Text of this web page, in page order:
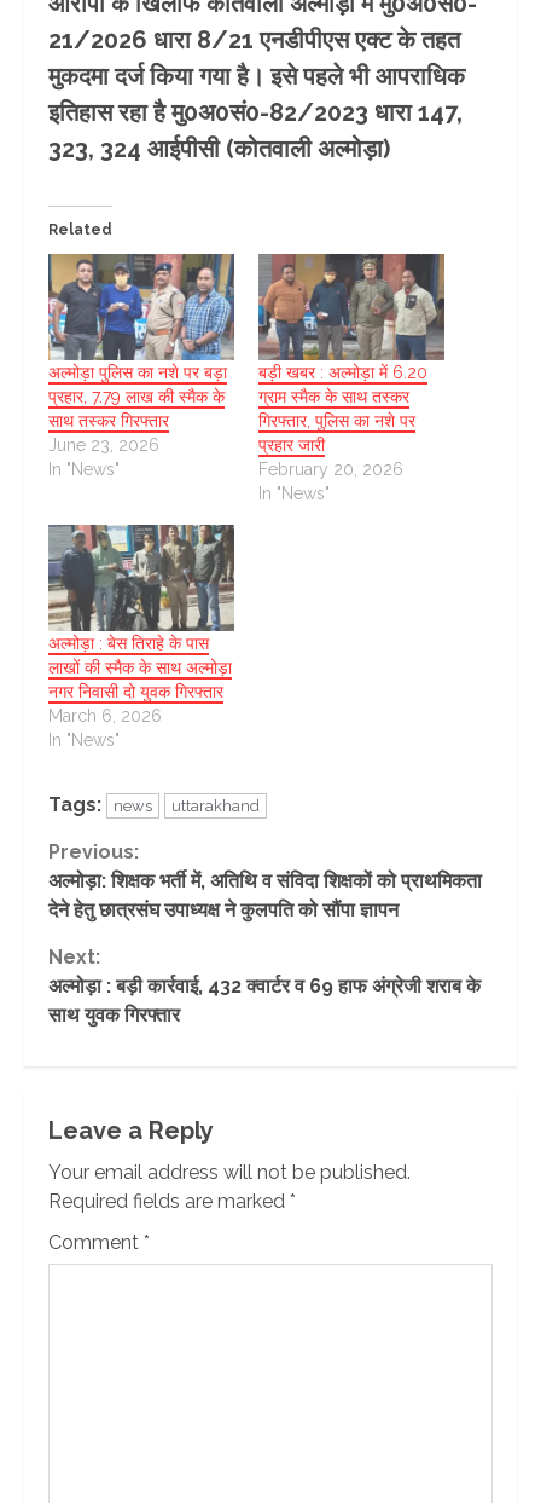
21/2026 धारा 8/21 एनडीपीएस एक्ट के तहत
मुकदमा दर्ज किया गया है। इसे पहले भी आपराधिक
इतिहास रहा है मु0अ0सं0-82/2023 धारा 147,
323, 324 आईपीसी (कोतवाली अल्मोड़ा)
Related
अल्मोड़ा पुलिस का नशे पर बड़ा
प्रहार, 7.79 लाख की स्मैक के
साथ तस्कर गिरफ्तार
June 23, 2026
In "News"
बड़ी खबर : अल्मोड़ा में 6.20
ग्राम स्मैक के साथ तस्कर
गिरफ्तार, पुलिस का नशे पर
प्रहार जारी
February 20, 2026
In "News"
अल्मोड़ा : बेस तिराहे के पास
लाखों की स्मैक के साथ अल्मोड़ा
नगर निवासी दो युवक गिरफ्तार
March 6, 2026
In "News"
Tags: news uttarakhand
Continue
Reading
Previous:
अल्मोड़ा: शिक्षक भर्ती में, अतिथि व संविदा शिक्षकों को प्राथमिकता
देने हेतु छात्रसंघ उपाध्यक्ष ने कुलपति को सौंपा ज्ञापन
Next:
अल्मोड़ा : बड़ी कार्रवाई, 432 क्वार्टर व 69 हाफ अंग्रेजी शराब के
साथ युवक गिरफ्तार
Leave a Reply
Your email address will not be published.
Required fields are marked *
Comment *